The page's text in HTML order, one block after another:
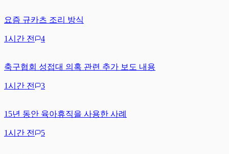
요즘 규카츠 조리 방식
1시간 전 4
축구협회 성접대 의혹 관련 추가 보도 내용
1시간 전 3
15년 동안 육아휴직을 사용한 사례
1시간 전 5